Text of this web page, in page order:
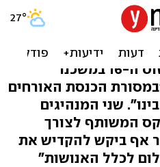
בירושלים:
הנשיא נפגש עם בנדיקטוס ה-16 במשכנו
הכנסת האורחים
שני המנהיגים
המשותף לצורך
אף ביקש להקדיש את
לכלל האנושות"